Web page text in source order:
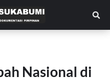
Nasional di